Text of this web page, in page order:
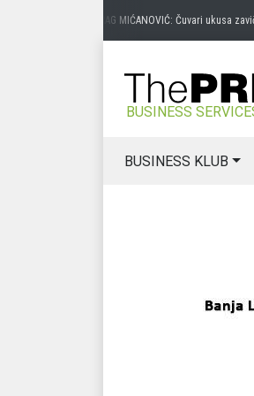
PREDRAG MIĆANOVIĆ: Čuvari ukusa
BUSINESS
BUSINESS KLUB